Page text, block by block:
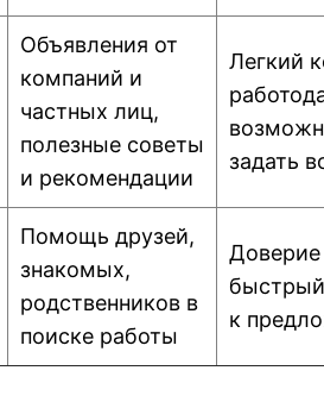
Объявления от
компаний и
частных лиц,
полезные советы
и рекомендации
Легкий
задать
Помощь друзей,
знакомых,
родственников в
поиске работы
к